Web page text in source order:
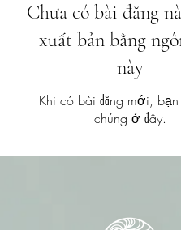
Chưa có bài đăng
xuất bản bằng
này
Khi có bài đăng mới, bạn
chúng ở đây.